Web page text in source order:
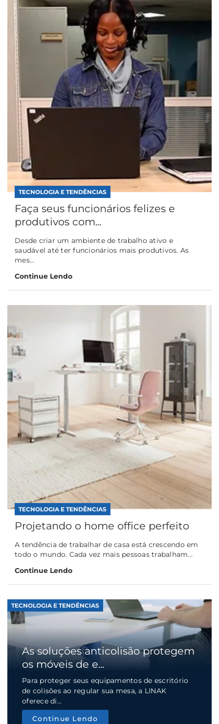
TECNOLOGIA E TENDÊNCIAS
Faça seus funcionários felizes e
produtivos com...
Desde criar um ambiente de trabalho ativo e
saudável até ter funcionários mais produtivos. As
mes...
Continue Lendo
TECNOLOGIA E TENDÊNCIAS
Projetando o home office perfeito
A tendência de trabalhar de casa está crescendo em
todo o mundo. Cada vez mais pessoas trabalham...
Continue Lendo
TECNOLOGIA E TENDÊNCIAS
As soluções anticolisão protegem
os móveis de e...
Para proteger seus equipamentos de escritório
de colisões ao regular sua mesa, a LINAK
oferece di...
Continue Lendo